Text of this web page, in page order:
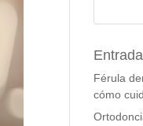
Férula
cómo